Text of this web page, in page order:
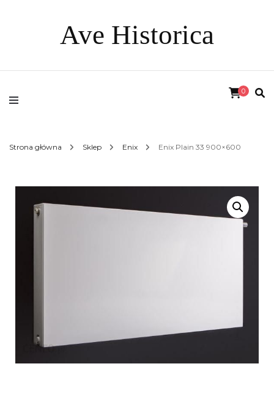
Ave Historica
0
Strona główna Sklep Enix Enix Plain 33 900×600